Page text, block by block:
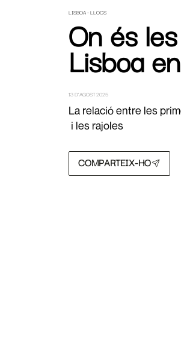
LISBOA - LLOCS
On és
Lisboa
13 D’AGOST 2025
La relació entre les
i les rajoles
COMPARTEIX-HO